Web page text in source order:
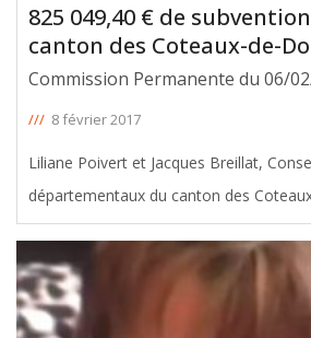
825 049,40 € de
canton des Coteaux-de-
Commission Permanente du 06/
/// 8 février 2017
Liliane Poivert et Jacques Breillat,
départementaux du canton des
informent des subventions votées,
faveur de leur canton lors de la
6 février 2017. Le
[ … ]